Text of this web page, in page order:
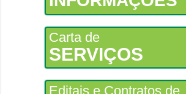
Carta de
SERVIÇOS
Editais e Contratos de